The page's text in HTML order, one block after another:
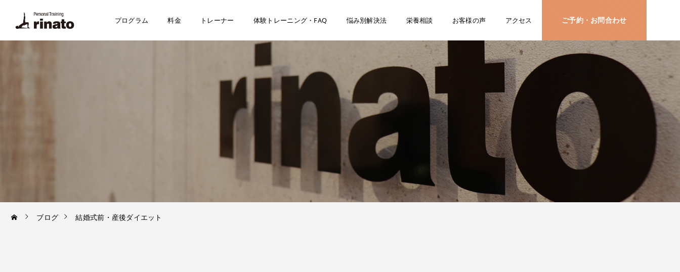
プログラム 料金 トレーナー 体験トレーニング・FAQ 悩み別解決法 栄養相談 お客様の声 アクセス ご予約・お問合わせ
rinato LINE
Instagram
ご予約・お問
合せ
ブログ 結婚式前・産後ダイエット